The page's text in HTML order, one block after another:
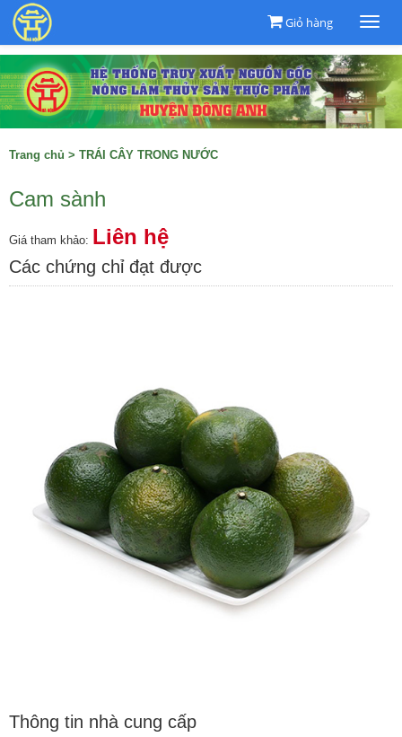
Giỏ hàng
Trang chủ > TRÁI CÂY TRONG NƯỚC
Cam sành
Giá tham khảo: Liên hệ
Các chứng chỉ đạt được
Thông tin nhà cung cấp